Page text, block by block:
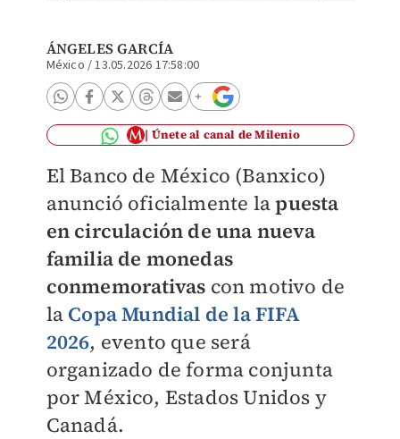
ÁNGELES GARCÍA
México /13.05.2026 17:58:00
Únete al canal de Milenio
El Banco de México (Banxico)
anunció oficialmente lapuesta
en circulación de una nueva
familia de monedas
conmemorativas con motivo de
la Copa Mundial de la FIFA
2026, evento que será
organizado de forma conjunta
por México, Estados Unidos y
Canadá.